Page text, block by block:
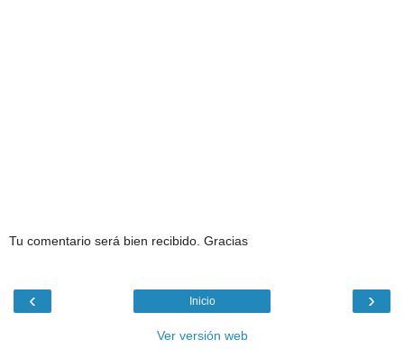
Tu comentario será bien recibido. Gracias
‹ ›
Inicio
Ver versión web